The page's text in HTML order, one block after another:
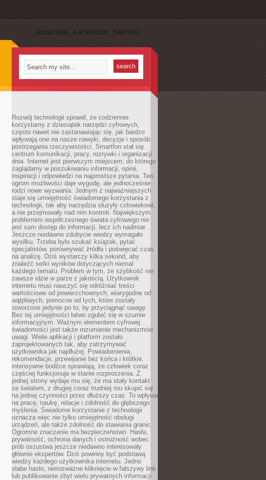
SUBSCRIBE FACEBOOK TWITTER
Rozwój technologii sprawił, że codziennie
korzystamy z dziesiątek narzędzi cyfrowych,
często nawet nie zastanawiając się, jak bardzo
wpływają one na nasze nawyki, decyzje i sposób
postrzegania rzeczywistości. Smartfon stał się
centrum komunikacji, pracy, rozrywki i organizacji
dnia. Internet jest pierwszym miejscem, do którego
zaglądamy w poszukiwaniu informacji, opinii,
inspiracji i odpowiedzi na najprostsze pytania. Ten
ogrom możliwości daje wygodę, ale jednocześnie
rodzi nowe wyzwania. Jednym z najważniejszych
staje się umiejętność świadomego korzystania z
technologii, tak aby narzędzia służyły człowiekowi,
a nie przejmowały nad nim kontroli. Największym
problemem współczesnego świata cyfrowego nie
jest sam dostęp do informacji, lecz ich nadmiar.
Jeszcze niedawno zdobycie wiedzy wymagało
wysiłku. Trzeba było szukać książek, pytać
specjalistów, porównywać źródła i poświęcać czas
na analizę. Dziś wystarczy kilka sekund, aby
znaleźć setki wyników dotyczących niemal
każdego tematu. Problem w tym, że szybkość nie
zawsze idzie w parze z jakością. Użytkownik
internetu musi nauczyć się odróżniać treści
wartościowe od powierzchownych, wiarygodne od
wątpliwych, pomocne od tych, które zostały
stworzone jedynie po to, by przyciągnąć uwagę.
Bez tej umiejętności łatwo zgubić się w szumie
informacyjnym. Ważnym elementem cyfrowej
świadomości jest także rozumienie mechanizmów
uwagi. Wiele aplikacji i platform zostało
zaprojektowanych tak, aby zatrzymywać
użytkownika jak najdłużej. Powiadomienia,
rekomendacje, przewijanie bez końca i krótkie,
intensywne bodźce sprawiają, że człowiek coraz
częściej funkcjonuje w stanie rozproszenia. Z
jednej strony wydaje mu się, że ma stały kontakt
ze światem, z drugiej coraz trudniej mu skupić się
na jednej czynności przez dłuższy czas. To wpływa
na pracę, naukę, relacje i zdolność do głębszego
myślenia. Świadome korzystanie z technologii
oznacza więc nie tylko umiejętność obsługi
urządzeń, ale także zdolność do stawiania granic.
Ogromne znaczenie ma bezpieczeństwo. Hasła,
prywatność, ochrona danych i ostrożność wobec
prób oszustwa jeszcze niedawno interesowały
głównie ekspertów. Dziś powinny być podstawą
wiedzy każdego użytkownika internetu. Jedno
słabe hasło, nierozważne kliknięcie w fałszywy link
lub publikowanie zbyt wielu prywatnych informacji